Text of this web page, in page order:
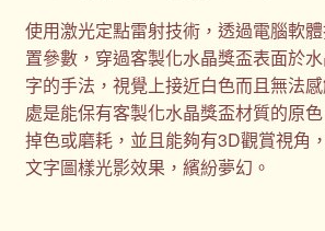
使用激光定點雷射技術，透過電腦軟
置參數，穿過客製化水晶獎盃表面於
字的手法，視覺上接近白色而且無法
處是能保有客製化水晶獎盃材質的原
掉色或磨耗，並且能夠有3D觀賞視角
文字圖樣光影效果，繽紛夢幻。